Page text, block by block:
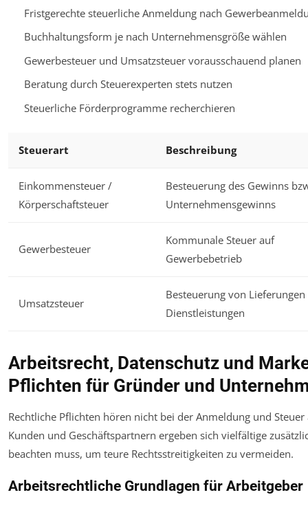
Fristgerechte steuerliche Anmeldung nach
Buchhaltungsform je nach Unternehmensgröße wählen
Gewerbesteuer und Umsatzsteuer vorausschauend planen
Beratung durch Steuerexperten stets nutzen
Steuerliche Förderprogramme recherchieren
Steuerart Beschreibung
Einkommensteuer /
Körperschaftsteuer
Besteuerung des Gewinns
Unternehmensgewinns
Gewerbesteuer
Kommunale Steuer auf
Gewerbebetrieb
Umsatzsteuer
Besteuerung von
Dienstleistungen
Arbeitsrecht, Datenschutz und
Pflichten für Gründer und
Rechtliche Pflichten hören nicht bei der Anmeldung und
Kunden und Geschäftspartnern ergeben sich vielfältige
beachten muss, um teure Rechtsstreitigkeiten zu vermeiden.
Arbeitsrechtliche Grundlagen für Arbeitgeber